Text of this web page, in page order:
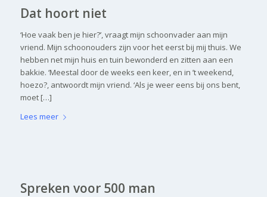
Dat hoort niet
‘Hoe vaak ben je hier?’, vraagt mijn schoonvader aan mijn
vriend. Mijn schoonouders zijn voor het eerst bij mij thuis. We
hebben net mijn huis en tuin bewonderd en zitten aan een
bakkie. ‘Meestal door de weeks een keer, en in ’t weekend,
hoezo?, antwoordt mijn vriend. ‘Als je weer eens bij ons bent,
moet […]
Lees meer
Spreken voor 500 man